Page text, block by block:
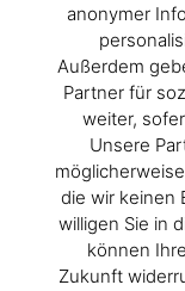
anonymer
Außerdem
Partner für
weiter,
Unsere
die wir keinen
willigen Sie in
können
Zukunft